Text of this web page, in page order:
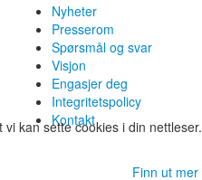
Nyheter
Presserom
Spørsmål og svar
Visjon
Engasjer deg
Integritetspolicy
Kontakt
kan sette cookies i din nettleser.
Finn ut mer